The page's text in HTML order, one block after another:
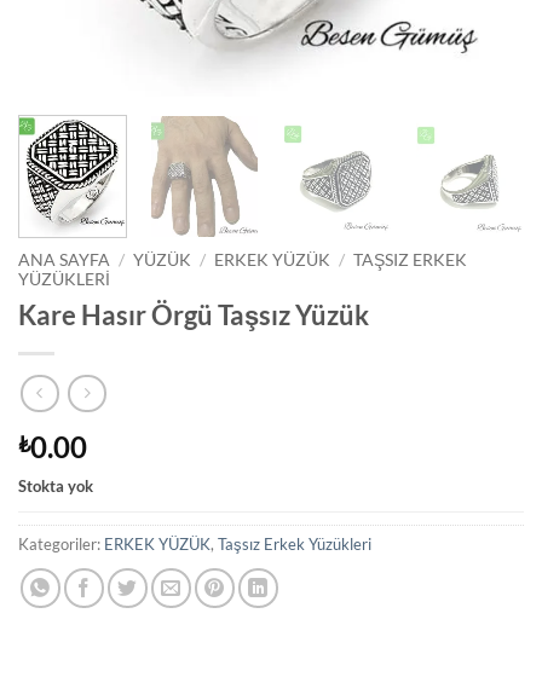
ANA SAYFA / YÜZÜK / ERKEK YÜZÜK / TAŞSIZ ERKEK
YÜZÜKLERI
Kare Hasır Örgü Taşsız Yüzük
₺0.00
Stokta yok
Kategoriler: ERKEK YÜZÜK, Taşsız Erkek Yüzükleri